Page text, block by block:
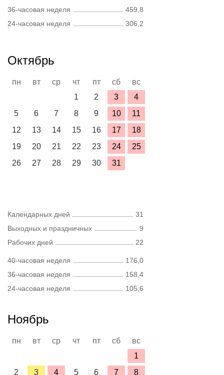
36-часовая неделя
459,8
24-часовая неделя
306,2
Октябрь
пн вт ср чт пт сб
вс
1
2 3
4
5
6 7 8 9 10
11
12
13 14 15 16 17
18
19
20 21 22 23 24
25
26
27 28 29 30 31
Календарных дней
31
Выходных и праздничных
9
Рабочих дней
22
40-часовая неделя
176,0
36-часовая неделя
158,4
24-часовая неделя
105,6
Ноябрь
пн вт ср чт пт сб
вс
1
2
3 4 5 6 7 8